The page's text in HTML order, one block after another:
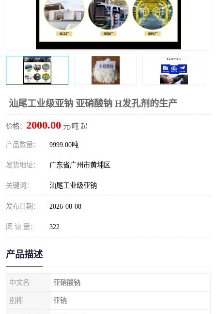
汕尾工业级亚钠 亚硝酸钠 H发孔剂的生产
价格： 2000.00 元/吨 起
产品数量： 9999.00吨
发货地址： 广东省广州市黄埔区
关键词： 汕尾工业级亚钠
发布日期： 2026-08-08
阅 读 量： 322
产品描述
中文名 亚硝酸钠
别称 亚钠
磷酸氢二钾 三聚磷酸钠
工业白糖
过硫酸钠
尿素 碳酸氢钠
聚合硫酸铁 磷酸二氢钠
大苏打